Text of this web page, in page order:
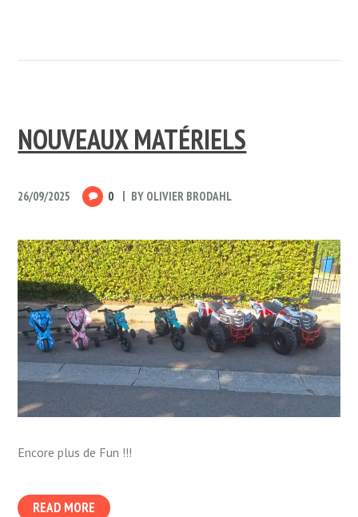
NOUVEAUX MATÉRIELS
26/09/2025 0 BY OLIVIER BRODAHL
Encore plus de Fun !!!
READ MORE